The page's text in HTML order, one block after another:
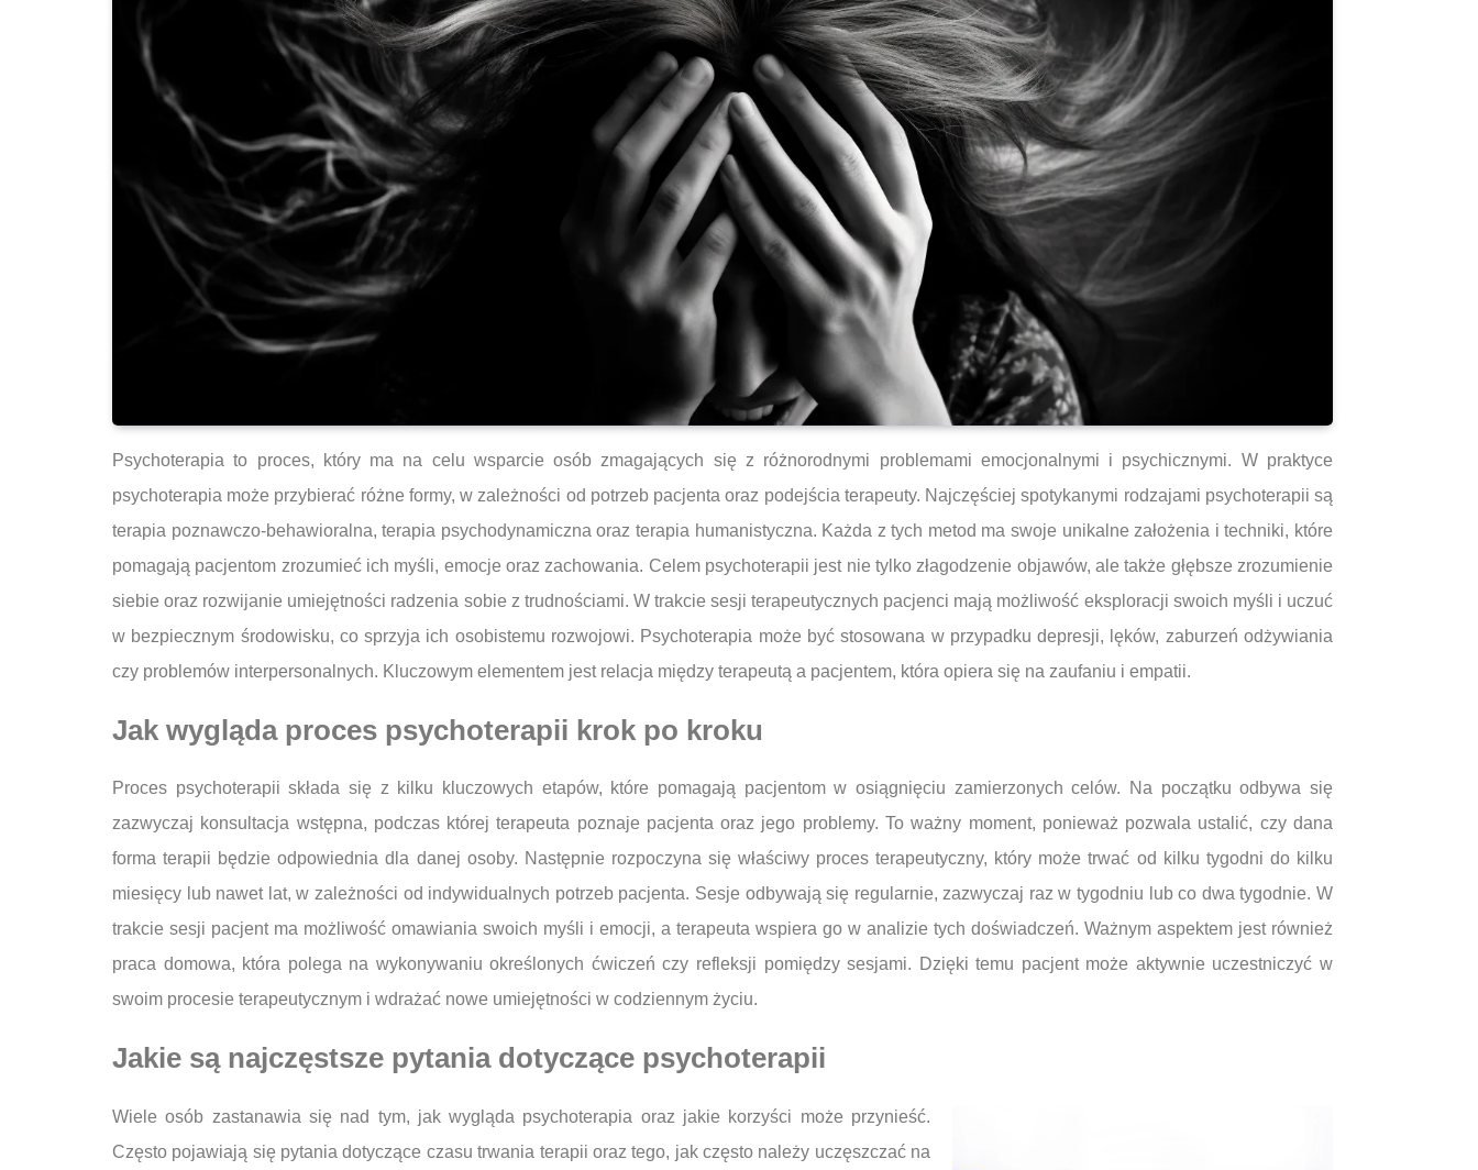
Psychoterapia to proces, który ma na celu wsparcie osób zmagających się z różnorodnymi problemami emocjonalnymi i psychicznymi. W praktyce
psychoterapia może przybierać różne formy, w zależności od potrzeb pacjenta oraz podejścia terapeuty. Najczęściej spotykanymi rodzajami psychoterapii są
terapia poznawczo-behawioralna, terapia psychodynamiczna oraz terapia humanistyczna. Każda z tych metod ma swoje unikalne założenia i techniki, które
pomagają pacjentom zrozumieć ich myśli, emocje oraz zachowania. Celem psychoterapii jest nie tylko złagodzenie objawów, ale także głębsze zrozumienie
siebie oraz rozwijanie umiejętności radzenia sobie z trudnościami. W trakcie sesji terapeutycznych pacjenci mają możliwość eksploracji swoich myśli i uczuć
w bezpiecznym środowisku, co sprzyja ich osobistemu rozwojowi. Psychoterapia może być stosowana w przypadku depresji, lęków, zaburzeń odżywiania
czy problemów interpersonalnych. Kluczowym elementem jest relacja między terapeutą a pacjentem, która opiera się na zaufaniu i empatii.
Jak wygląda proces psychoterapii krok po kroku
Proces psychoterapii składa się z kilku kluczowych etapów, które pomagają pacjentom w osiągnięciu zamierzonych celów. Na początku odbywa się
zazwyczaj konsultacja wstępna, podczas której terapeuta poznaje pacjenta oraz jego problemy. To ważny moment, ponieważ pozwala ustalić, czy dana
forma terapii będzie odpowiednia dla danej osoby. Następnie rozpoczyna się właściwy proces terapeutyczny, który może trwać od kilku tygodni do kilku
miesięcy lub nawet lat, w zależności od indywidualnych potrzeb pacjenta. Sesje odbywają się regularnie, zazwyczaj raz w tygodniu lub co dwa tygodnie. W
trakcie sesji pacjent ma możliwość omawiania swoich myśli i emocji, a terapeuta wspiera go w analizie tych doświadczeń. Ważnym aspektem jest również
praca domowa, która polega na wykonywaniu określonych ćwiczeń czy refleksji pomiędzy sesjami. Dzięki temu pacjent może aktywnie uczestniczyć w
swoim procesie terapeutycznym i wdrażać nowe umiejętności w codziennym życiu.
Jakie są najczęstsze pytania dotyczące psychoterapii
Wiele osób zastanawia się nad tym, jak wygląda psychoterapia oraz jakie korzyści może przynieść.
Często pojawiają się pytania dotyczące czasu trwania terapii oraz tego, jak często należy uczęszczać na